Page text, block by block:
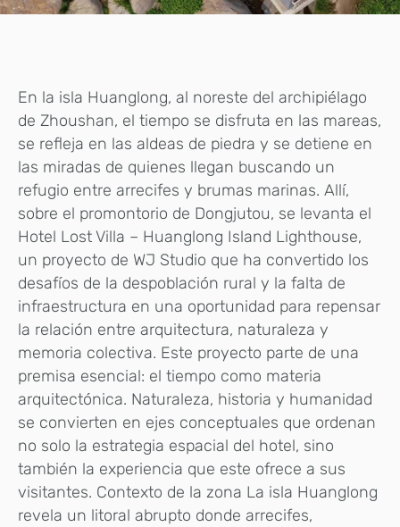
En la isla Huanglong, al noreste del archipiélago
de Zhoushan, el tiempo se disfruta en las mareas,
se refleja en las aldeas de piedra y se detiene en
las miradas de quienes llegan buscando un
refugio entre arrecifes y brumas marinas. Allí,
sobre el promontorio de Dongjutou, se levanta el
Hotel Lost Villa – Huanglong Island Lighthouse,
un proyecto de WJ Studio que ha convertido los
desafíos de la despoblación rural y la falta de
infraestructura en una oportunidad para repensar
la relación entre arquitectura, naturaleza y
memoria colectiva. Este proyecto parte de una
premisa esencial: el tiempo como materia
arquitectónica. Naturaleza, historia y humanidad
se convierten en ejes conceptuales que ordenan
no solo la estrategia espacial del hotel, sino
también la experiencia que este ofrece a sus
visitantes. Contexto de la zona La isla Huanglong
revela un litoral abrupto donde arrecifes,